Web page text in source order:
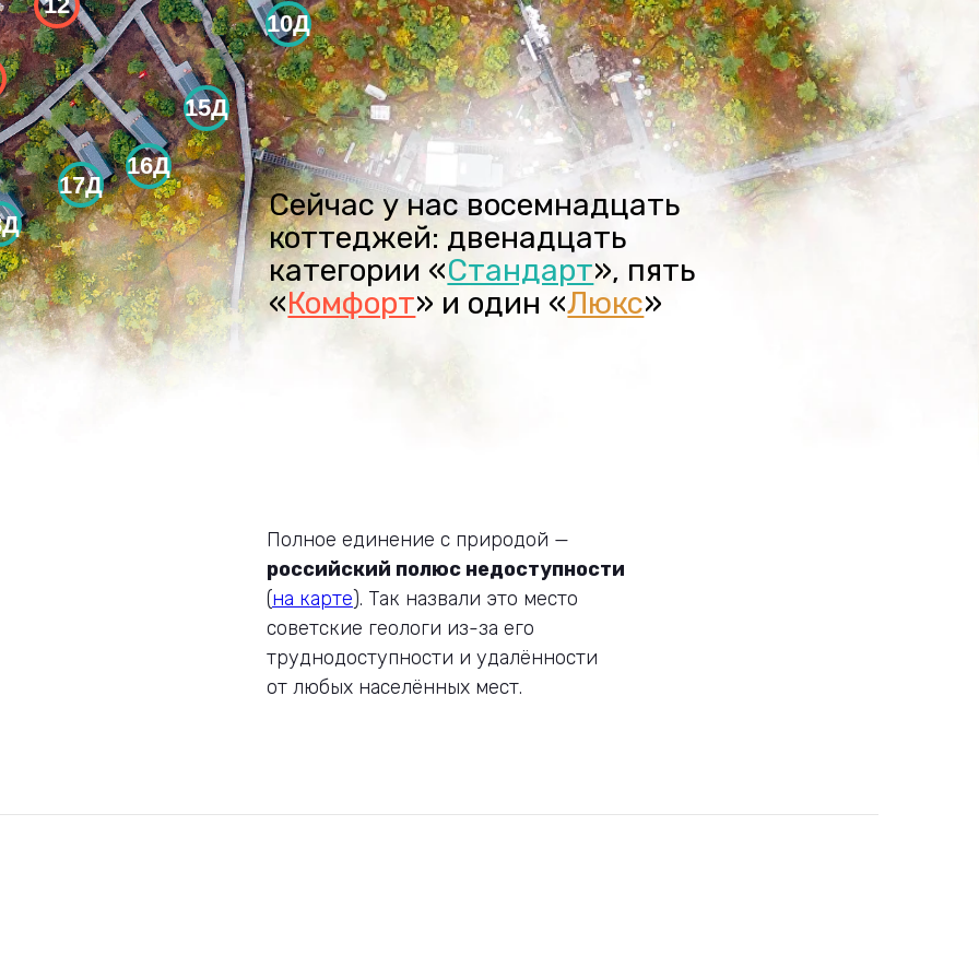
Сейчас у нас восемнадцать
коттеджей: двенадцать
категории «Стандарт», пять
«Комфорт» и один «Люкс»
17Д
Полное единение с природой —
российский полюс недоступности
(на карте). Так назвали это место
советские геологи из-за его
труднодоступности и удалённости
от любых населённых мест.